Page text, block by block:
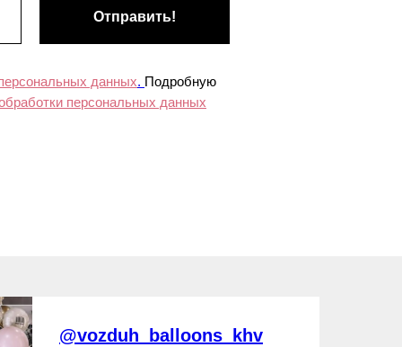
Отправить!
данных. Подробную
персональных данных
@vozduh_balloons_khv